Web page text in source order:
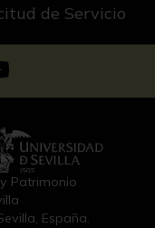
de Servicio
Patrimonio
España.